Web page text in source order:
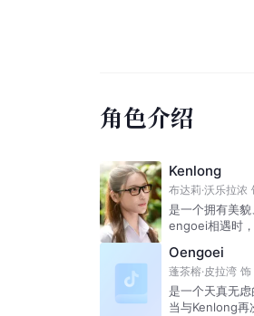
角色介绍
Kenlong
布达莉·沃乐拉浓
是一个拥有美
engoei相遇时
Oengoei
蓬茶榕·皮拉湾 饰
是一个天真无
当与Kenlong再